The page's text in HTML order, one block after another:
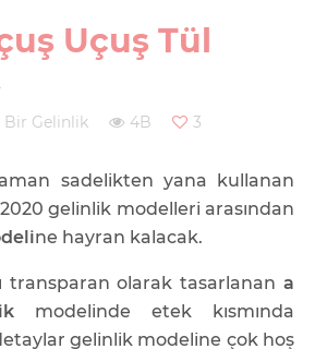
Uçuş Tül
Bir Gelinlik 4B 3
zaman sadelikten yana kullanan
gelinlik modelleri arasından
ne hayran kalacak.
transparan olarak tasarlanan a
modelinde etek kısmında
gelinlik modeline çok hoş